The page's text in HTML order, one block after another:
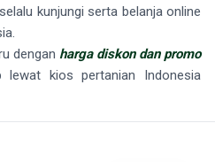
kunjungi serta belanja online
dengan harga diskon dan promo
lewat kios pertanian Indonesia